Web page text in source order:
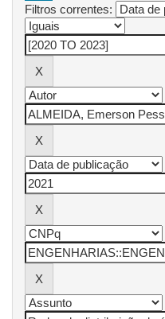
Filtros correntes: